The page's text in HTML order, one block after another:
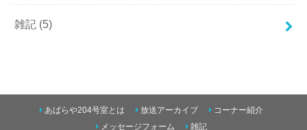
雑記 (5)
あばらや204号室とは 放送アーカイブ
コーナー紹介
メッセージフォーム
雑記